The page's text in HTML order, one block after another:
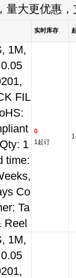
量大更优惠
实时库存
1M,
FIL
1
time:
Co
Ta
Reel
0
1起订
1M,